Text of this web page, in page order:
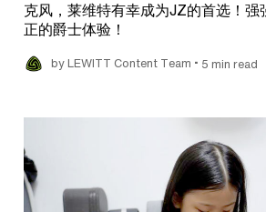
克风，莱维特有幸成为JZ的首选！强
正的爵士体验！
by LEWITT Content Team • 5 min read